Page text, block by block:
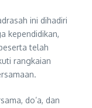
ini dihadiri
kependidikan,
telah
rangkaian
do’a, dan